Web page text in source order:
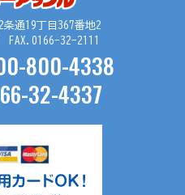
通19丁目367番地2
FAX.0166-32-2111
800-4338
32-4337